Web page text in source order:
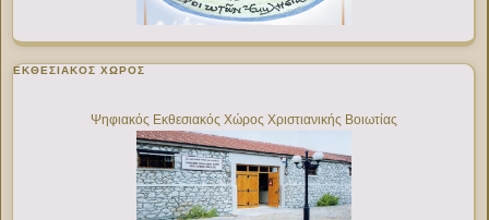
ΕΚΘΕΣΙΑΚΌΣ ΧΏΡΟΣ
Ψηφιακός Εκθεσιακός Χώρος Χριστιανικής Βοιωτίας